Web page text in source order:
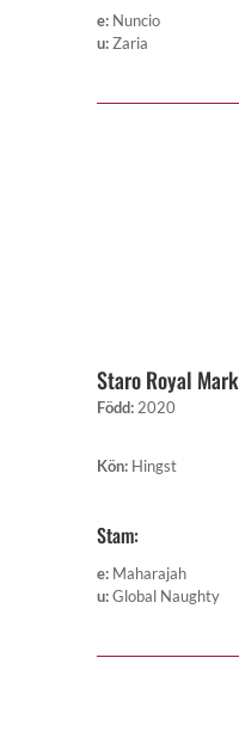
e: Nuncio
u:Zaria
Staro Royal Mark
Född: 2020
Kön: Hingst
Stam:
e: Maharajah
u:Global Naughty